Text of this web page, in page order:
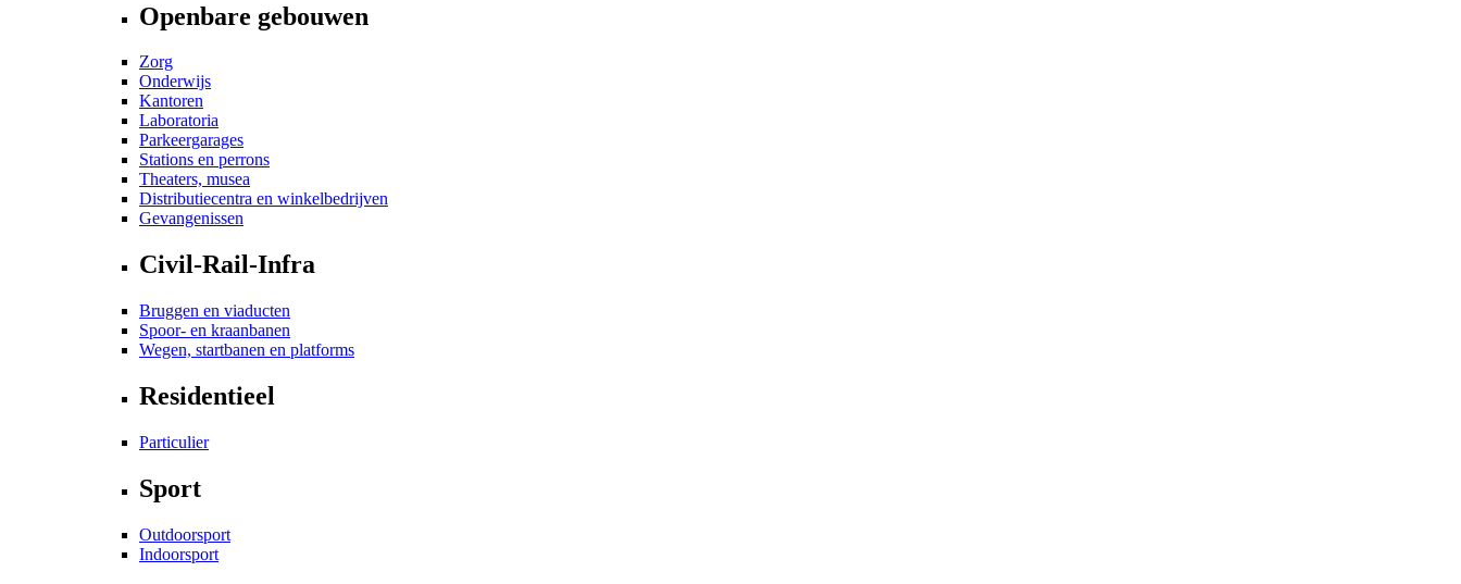
Openbare gebouwen
Zorg
Onderwijs
Kantoren
Laboratoria
Parkeergarages
Stations en perrons
Theaters, musea
Distributiecentra en winkelbedrijven
Gevangenissen
Civil-Rail-Infra
Bruggen en viaducten
Spoor- en kraanbanen
Wegen, startbanen en platforms
Residentieel
Particulier
Sport
Outdoorsport
Indoorsport